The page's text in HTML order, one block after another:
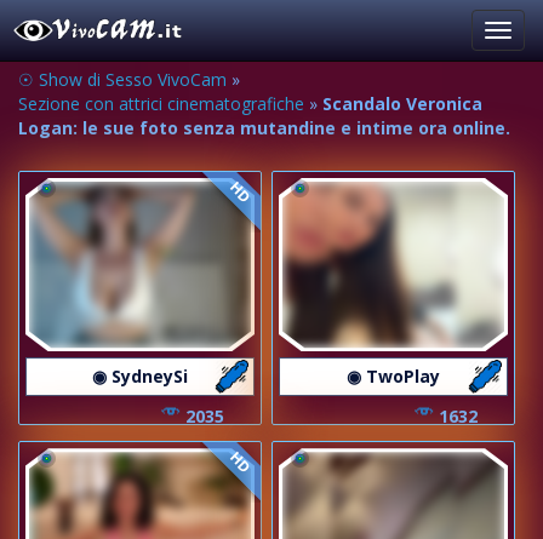
☉ Show di Sesso VivoCam »
Sezione con attrici cinematografiche » Scandalo Veronica
Logan: le sue foto senza mutandine e intime ora online.
HD
◉ SydneySi
2035
◉ TwoPlay
1632
HD